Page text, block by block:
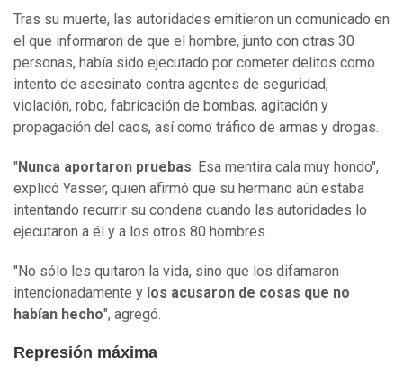
Tras su muerte, las autoridades emitieron un comunicado en
el que informaron de que el hombre, junto con otras 30
personas, había sido ejecutado por cometer delitos como
intento de asesinato contra agentes de seguridad,
violación, robo, fabricación de bombas, agitación y
propagación del caos, así como tráfico de armas y drogas.
" Nunca aportaron pruebas. Esa mentira cala muy hondo",
explicó Yasser, quien afirmó que su hermano aún estaba
intentando recurrir su condena cuando las autoridades lo
ejecutaron a él y a los otros 80 hombres.
"No sólo les quitaron la vida, sino que los difamaron
intencionadamente y los acusaron de cosas que no
habían hecho", agregó.
Represión máxima